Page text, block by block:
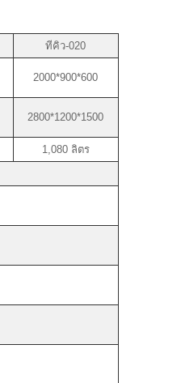
ทีคิว-020
2000*900*600
2800*1200*1500
1,080 ลิตร